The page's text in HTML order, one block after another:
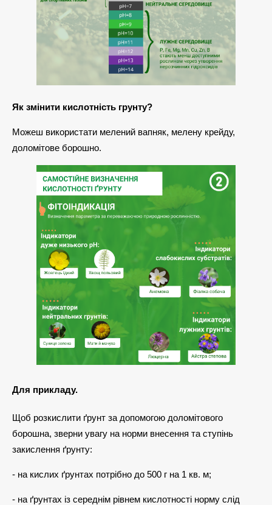
Як змінити кислотність грунту?
Можеш використати мелений вапняк, мелену крейду,
доломітове борошно.
Для прикладу.
Щоб розкислити ґрунт за допомогою доломітового
борошна, зверни увагу на норми внесення та ступінь
закислення ґрунту:
- на кислих ґрунтах потрібно до 500 г на 1 кв. м;
- на ґрунтах із середнім рівнем кислотності норму слід